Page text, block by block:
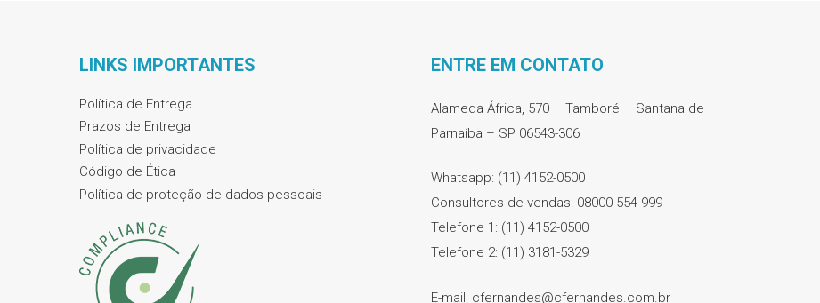
LINKS IMPORTANTES
Política de Entrega
Prazos de Entrega
Política de privacidade
Código de Ética
Política de proteção de dados pessoais
ENTRE EM CONTATO
Alameda África, 570 – Tamboré – Santana de
Parnaíba – SP 06543-306
Whatsapp: (11) 4152-0500
Consultores de vendas: 08000 554 999
Telefone 1: (11) 4152-0500
Telefone 2: (11) 3181-5329
E-mail: cfernandes@cfernandes.com.br